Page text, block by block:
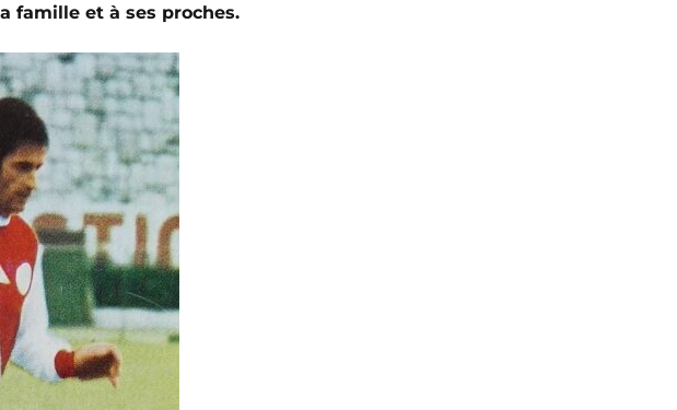
famille et à ses proches.